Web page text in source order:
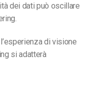
dei dati può oscillare
di visione
si adatterà